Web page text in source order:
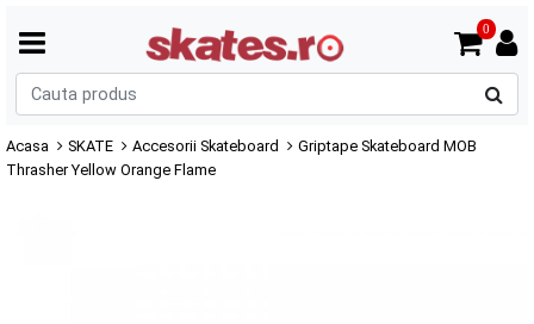
0
Acasa SKATE Accesorii Skateboard
Griptape Skateboard MOB
Thrasher Yellow Orange Flame